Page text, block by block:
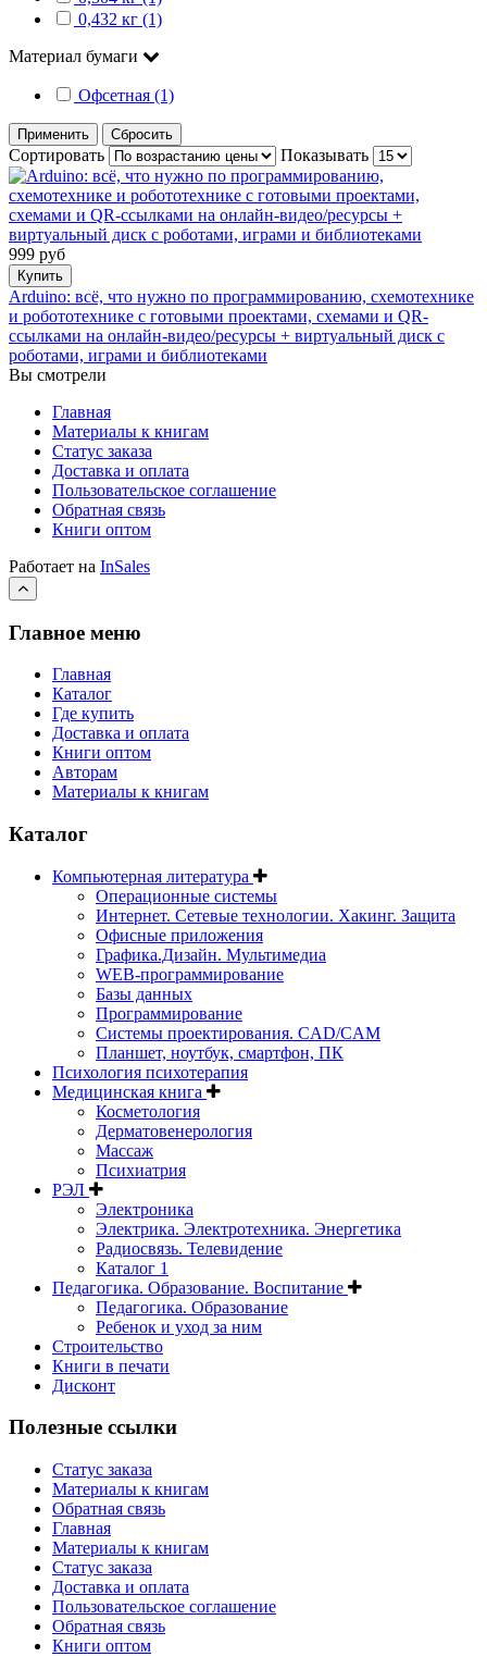
0,432 кг (1)
Материал бумаги
Офсетная (1)
Применить Сбросить
Сортировать Показывать
999 руб
Купить
Arduino: всё, что нужно по программированию, схемотехнике
и робототехнике с готовыми проектами, схемами и QR-
ссылками на онлайн-видео/ресурсы + виртуальный диск с
роботами, играми и библиотеками
Вы смотрели
Главная
Материалы к книгам
Статус заказа
Доставка и оплата
Пользовательское соглашение
Обратная связь
Книги оптом
Работает на InSales
Главное меню
Главная
Каталог
Где купить
Доставка и оплата
Книги оптом
Авторам
Материалы к книгам
Каталог
Компьютерная литература
Операционные системы
Интернет. Сетевые технологии. Хакинг. Защита
Офисные приложения
Графика.Дизайн. Мультимедиа
WEB-программирование
Базы данных
Программирование
Системы проектирования. CAD/CAM
Планшет, ноутбук, смартфон, ПК
Психология психотерапия
Медицинская книга
Косметология
Дерматовенерология
Массаж
Психиатрия
РЭЛ
Электроника
Электрика. Электротехника. Энергетика
Радиосвязь. Телевидение
Каталог 1
Педагогика. Образование. Воспитание
Педагогика. Образование
Ребенок и уход за ним
Строительство
Книги в печати
Дисконт
Полезные ссылки
Статус заказа
Материалы к книгам
Обратная связь
Главная
Материалы к книгам
Статус заказа
Доставка и оплата
Пользовательское соглашение
Обратная связь
Книги оптом